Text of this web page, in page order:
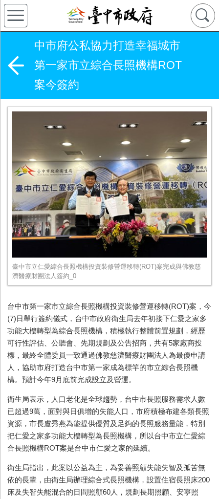
中市府公私協力打造幸福城市
第一家市立綜合長照機構ROT
案今簽約
臺中市立仁愛綜合長照機構投資裝修營運移轉(ROT)案完成與佛教慈
濟醫療財團法人簽約_0
台中市第一家市立綜合長照機構投資裝修營運移轉(ROT)案，今
(7)日舉行簽約儀式，台中市政府衛生局去年初接下仁愛之家多
功能大樓轉型為綜合長照機構，積極執行整體前置規劃，經歷
可行性評估、公聽會、先期規劃及公告招商，共有5家廠商投
標，最終全體委員一致通過佛教慈濟醫療財團法人為最優申請
人，協助市府打造台中市第一家成為標竿的市立綜合長照機
構。預計今年9月底前完成設立及營運。
衛生局表示，人口老化是全球趨勢，台中市長照服務需求人數
已超過9萬，面對與日俱增的失能人口，市府積極布建各類長照
資源，市長盧秀燕為能提供優質及足夠的長照服務量能，特別
把仁愛之家多功能大樓轉型為長照機構，所以台中市立仁愛綜
合長照機構ROT案是台中市仁愛之家的延續。
衛生局指出，此案以公益為主，為妥善照顧失能失智及孤苦無
依的長輩，由衛生局辦理綜合式長照機構，設置住宿長照床200
床及失智失能混合的日間照顧60人，規劃長期照顧、安寧照